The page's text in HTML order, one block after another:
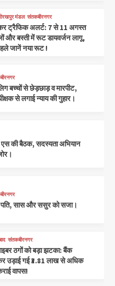
मंडल संतकबीरनगर
ट्रैफिक अलर्ट: 7 से 11 अगस्त
और बस्ती में रूट डायवर्जन लागू,
जानें नया रूट !
बच्चों से छेड़छाड़ व मारपीट,
से लगाई न्याय की गुहार।
की बैठक, सदस्यता अभियान
पति, सास और ससुर को सजा।
संतकबीरनगर
ठगों को बड़ा झटका: बैंक
उड़ाई गई ₹3.81 लाख से अधिक
वापस!